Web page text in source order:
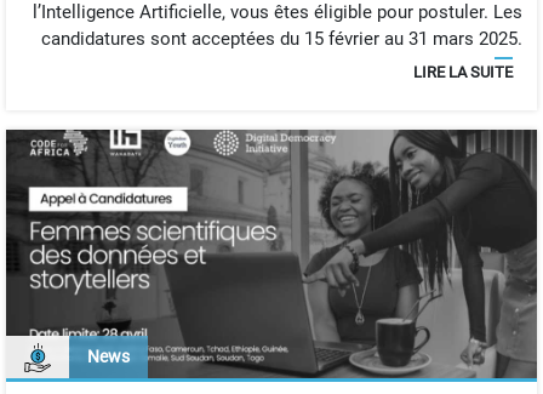
l’Intelligence Artificielle, vous êtes éligible pour postuler. Les
candidatures sont acceptées du 15 février au 31 mars 2025.
LIRE LA SUITE
News